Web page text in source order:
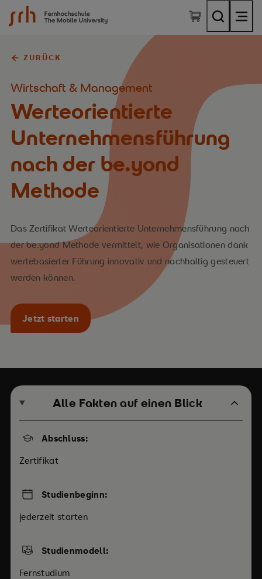
SRH Fernhochschule - The Mobile University
ZURÜCK
Wirtschaft & Management
Werteorientierte
Unternehmensführung
nach der be.yond
Methode
Das Zertifikat Werteorientierte Unternehmensführung nach
der be.yond Methode vermittelt, wie Organisationen dank
wertebasierter Führung innovativ und nachhaltig gesteuert
werden können.
Jetzt starten
Alle Fakten auf einen Blick
Abschluss:
Zertifikat
Studienbeginn:
jederzeit starten
Studienmodell:
Fernstudium